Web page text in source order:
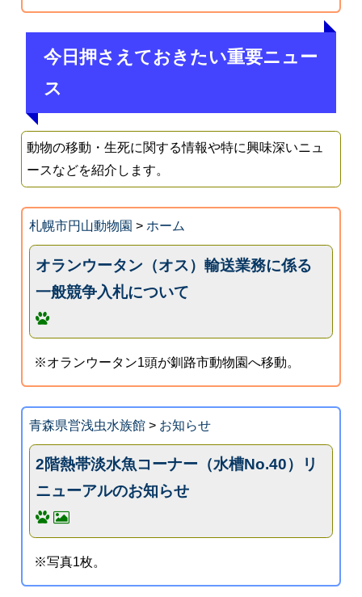
今日押さえておきたい重要ニュー
ス
動物の移動・生死に関する情報や特に興味深いニュ
ースなどを紹介します。
札幌市円山動物園 > ホーム
オランウータン（オス）輸送業務に係る
一般競争入札について
※オランウータン1頭が釧路市動物園へ移動。
青森県営浅虫水族館> お知らせ
2階熱帯淡水魚コーナー（水槽No.40）リ
ニューアルのお知らせ
※写真1枚。